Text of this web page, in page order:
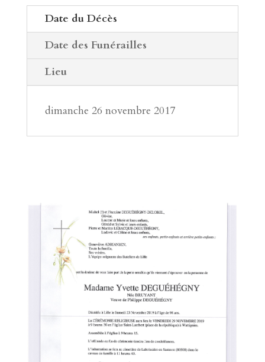
Date du Décès
Date des Funérailles
Lieu
dimanche 26 novembre 2017